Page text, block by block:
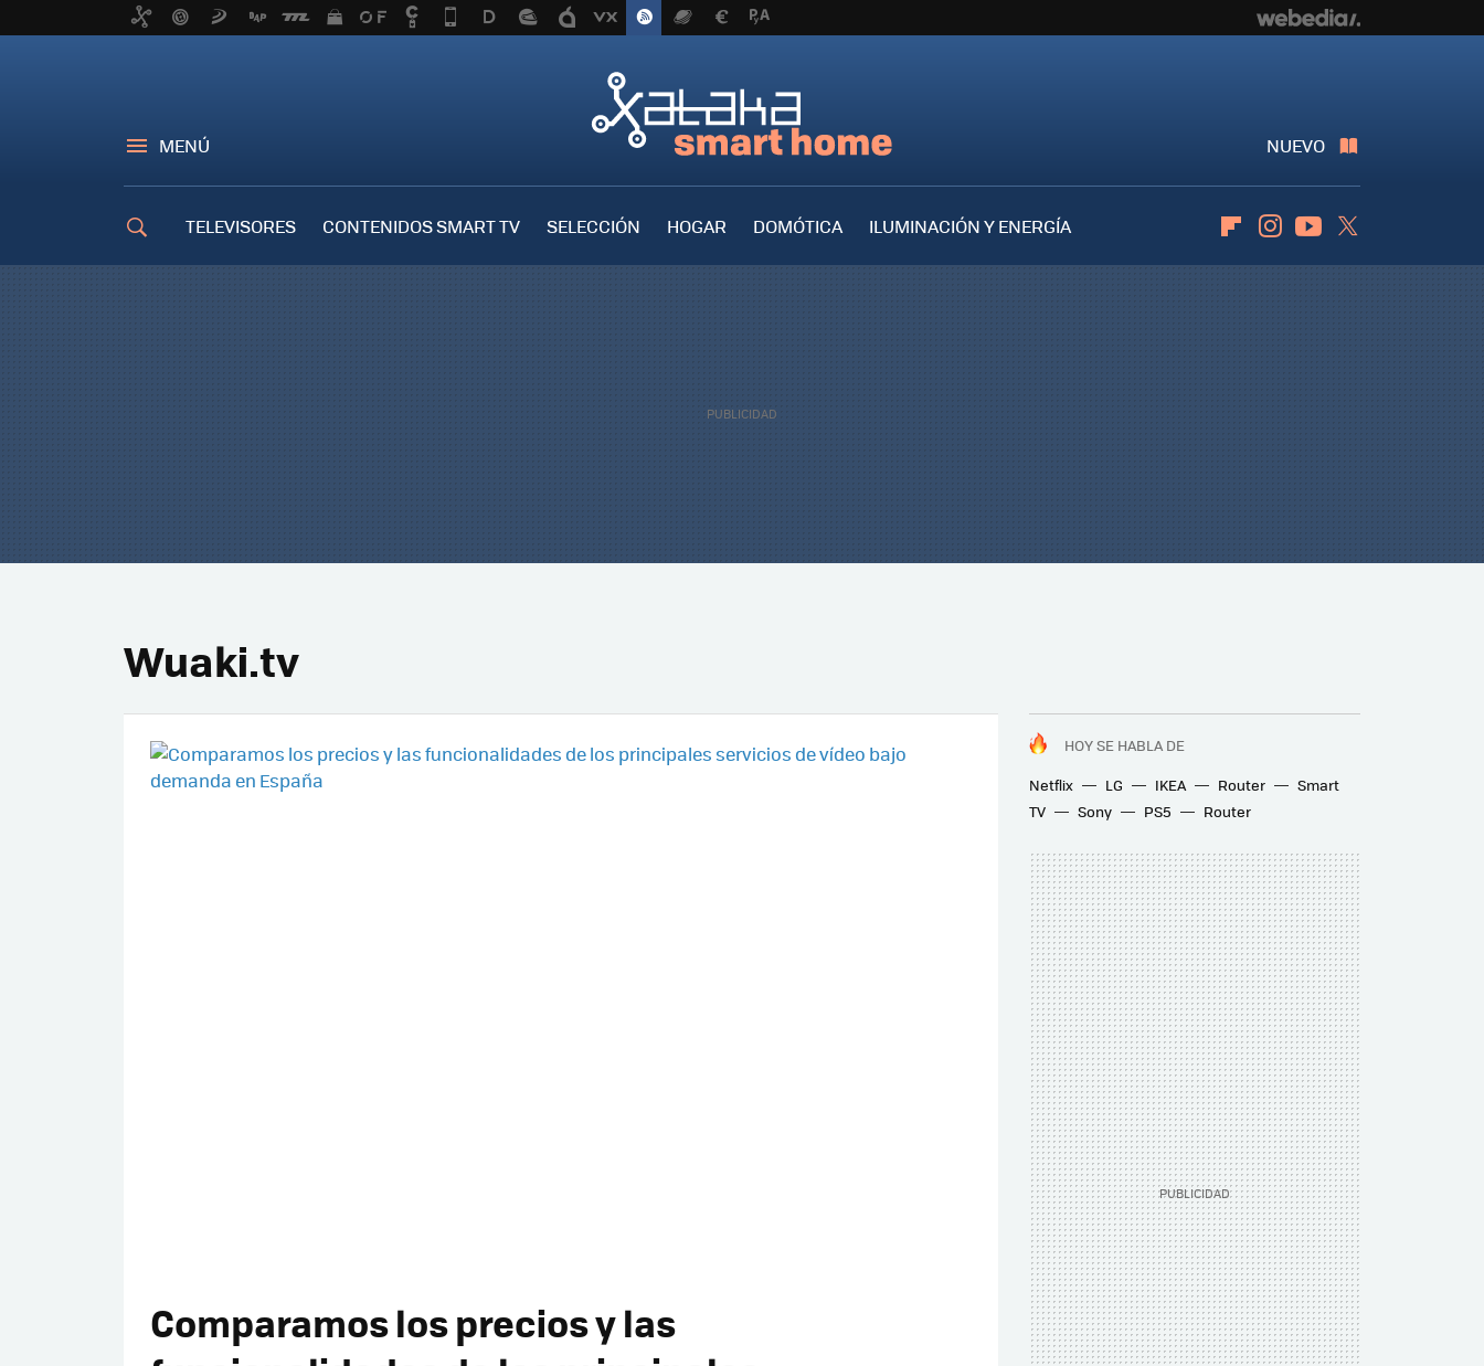
MENÚ NUEVO
TELEVISORES CONTENIDOS SMART TV SELECCIÓN HOGAR DOMÓTICA
ILUMINACIÓN Y ENERGÍA
FlipboardInstagramYoutube
Wuaki.tv
HOY SE HABLA DE
Netflix
LG IKEA Router
Smart
TV
Sony PS5 Router
Comparamos los precios y las